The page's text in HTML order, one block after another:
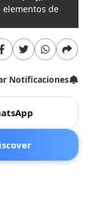
elementos de
Notificaciones